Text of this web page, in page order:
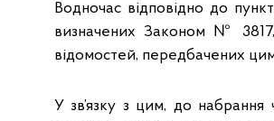
Водночас відповідно до
визначених Законом № 3817,
відомостей, передбачених
У зв’язку з цим, до набрання